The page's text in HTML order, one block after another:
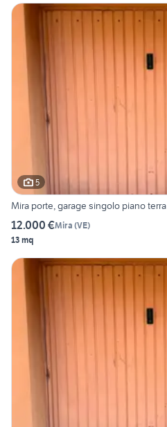
5
Mira porte, garage singolo piano terra
12.000 €Mira (VE)
13 mq